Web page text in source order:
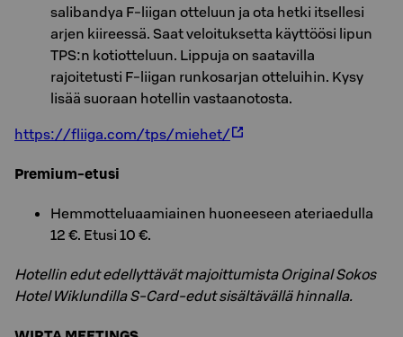
salibandya F-liigan otteluun ja ota hetki itsellesi
arjen kiireessä. Saat veloituksetta käyttöösi lipun
TPS:n kotiotteluun. Lippuja on saatavilla
rajoitetusti F-liigan runkosarjan otteluihin. Kysy
lisää suoraan hotellin vastaanotosta.
https://fliiga.com/tps/miehet/
Premium-etusi
Hemmotteluaamiainen huoneeseen ateriaedulla
12 €. Etusi 10 €.
Hotellin edut edellyttävät majoittumista Original Sokos
Hotel Wiklundilla S-Card-edut sisältävällä hinnalla.